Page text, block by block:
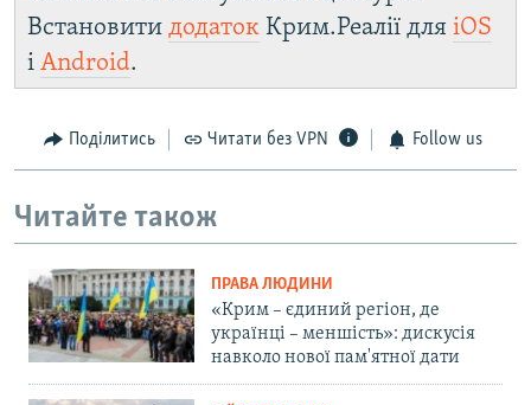
Встановити додаток Крим.Реалії для iOS
і Android.
Поділитись Читати без VPN Follow us
Читайте також
ПРАВА ЛЮДИНИ
«Крим – єдиний регіон, де
українці – меншість»: дискусія
навколо нової пам'ятної дати